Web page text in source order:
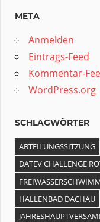
META
Anmelden
Eintrags-Feed
Kommentar-
WordPress.org
SCHLAGWÖRTER
ABTEILUNGSSITZUNG
DATEV CHALLENGE
HALLENBAD DACHAU